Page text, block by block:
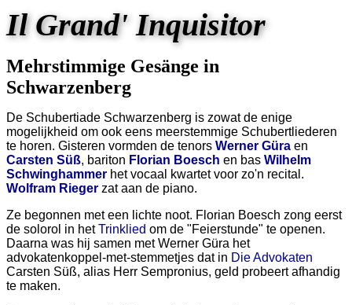
Il Grand' Inquisitor
Mehrstimmige Gesänge in
Schwarzenberg
De Schubertiade Schwarzenberg is zowat de enige
mogelijkheid om ook eens meerstemmige Schubertliederen
te horen. Gisteren vormden de tenors Werner Güra en
Carsten Süß, bariton Florian Boesch en bas Wilhelm
Schwinghammer het vocaal kwartet voor zo'n recital.
Wolfram Rieger zat aan de piano.
Ze begonnen met een lichte noot. Florian Boesch zong eerst
de solorol in hetTrinklied om de "Feierstunde" te openen.
Daarna was hij samen met Werner Güra het
advokatenkoppel-met-stemmetjes dat in Die Advokaten
Carsten Süß, alias Herr Sempronius, geld probeert afhandig
te maken.